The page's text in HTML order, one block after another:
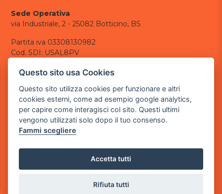
Sede Operativa
via Industriale, 2 - 25082 Botticino, BS
Partita iva 03308130982
Cod. SDI: USAL8PV
CONTATTI
tel.: +39 030 376 2377
tel.: +39 030 336 6259
pec:powergamesrl@legalmail.it
LINK UTILI
Informazioni generali
Questo sito usa Cookies
Questo sito utilizza cookies per funzionare e altri
cookies esterni, come ad esempio google analytics,
per capire come interagisci col sito. Questi ultimi
vengono utilizzati solo dopo il tuo consenso.
Fammi scegliere
Accetta tutti
Rifiuta tutti